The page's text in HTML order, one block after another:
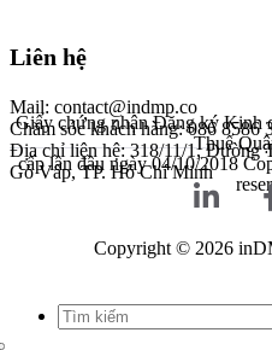
Liên hệ
Mail: contact@indmp.co
Chăm sóc khách hàng: 086 8586
Địa chỉ liên hệ: 318/11/1, Đường
Gò Vấp, TP. Hồ Chí Minh
Giấy chứng nhận Đăng ký Kinh
Thuế
cấp lần đầu ngày 04/10/2018
Copyright © 2026